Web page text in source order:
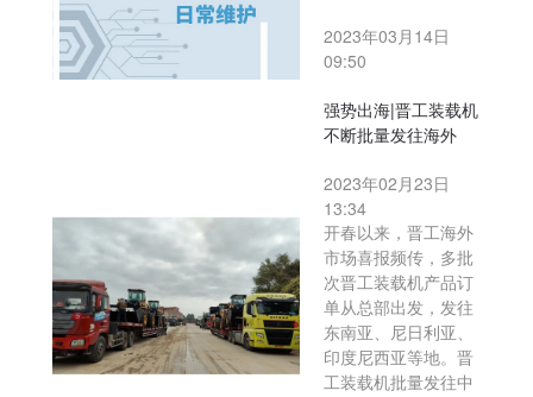
2023年03月14日
09:50
强势出海|晋工装载机
不断批量发往海外
2023年02月23日
13:34
开春以来，晋工海外
市场喜报频传，多批
次晋工装载机产品订
单从总部出发，发往
东南亚、尼日利亚、
印度尼西亚等地。晋
工装载机批量发往中